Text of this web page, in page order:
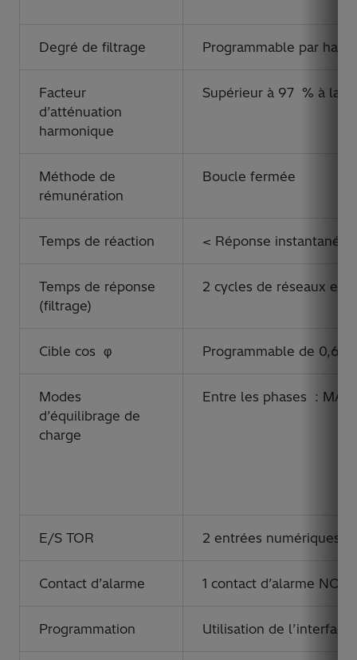
Degré de filtrage Programmable par
Facteur
d’atténuation
harmonique
Supérieur à 97 % à la
Méthode de
rémunération
Boucle fermée
Temps de réaction < Réponse instantanée
Temps de réponse
(filtrage)
2 cycles de réseaux en
Cible cos φ Programmable de 0,6
Modes
d’équilibrage de
charge
Entre les phases :
E/S TOR 2 entrées numériques/
Contact d’alarme 1 contact d’alarme NO/
Programmation Utilisation de